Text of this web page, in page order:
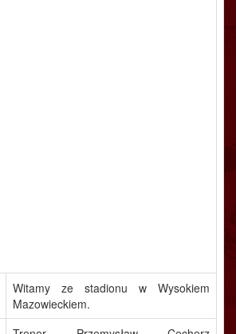
Witamy ze stadionu w Wysokiem
Mazowieckiem.